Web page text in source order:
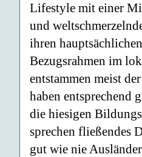
Lifestyle mit einer
und
ihren
Bezugsrahmen im
entstammen meist
haben entsprechend
die hiesigen
sprechen fließendes
gut wie nie